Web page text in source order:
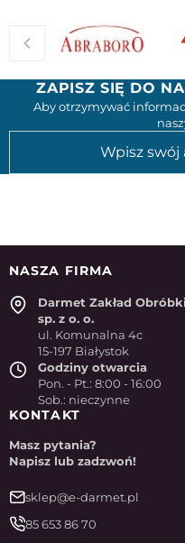
ZAPISZ SIĘ DO
Aby otrzymywać
NASZA FIRMA
Darmet Zakład
sp. z o. o.
ul. Komunalna 4c
15-197 Białystok
Godziny otwarcia
Pon. - Pt.: 8:00 - 16:00
Sob.: nieczynne
KONTAKT
Masz pytania?
Napisz lub zadzwoń!
sklep@e-darmet.pl
85 653 86 70